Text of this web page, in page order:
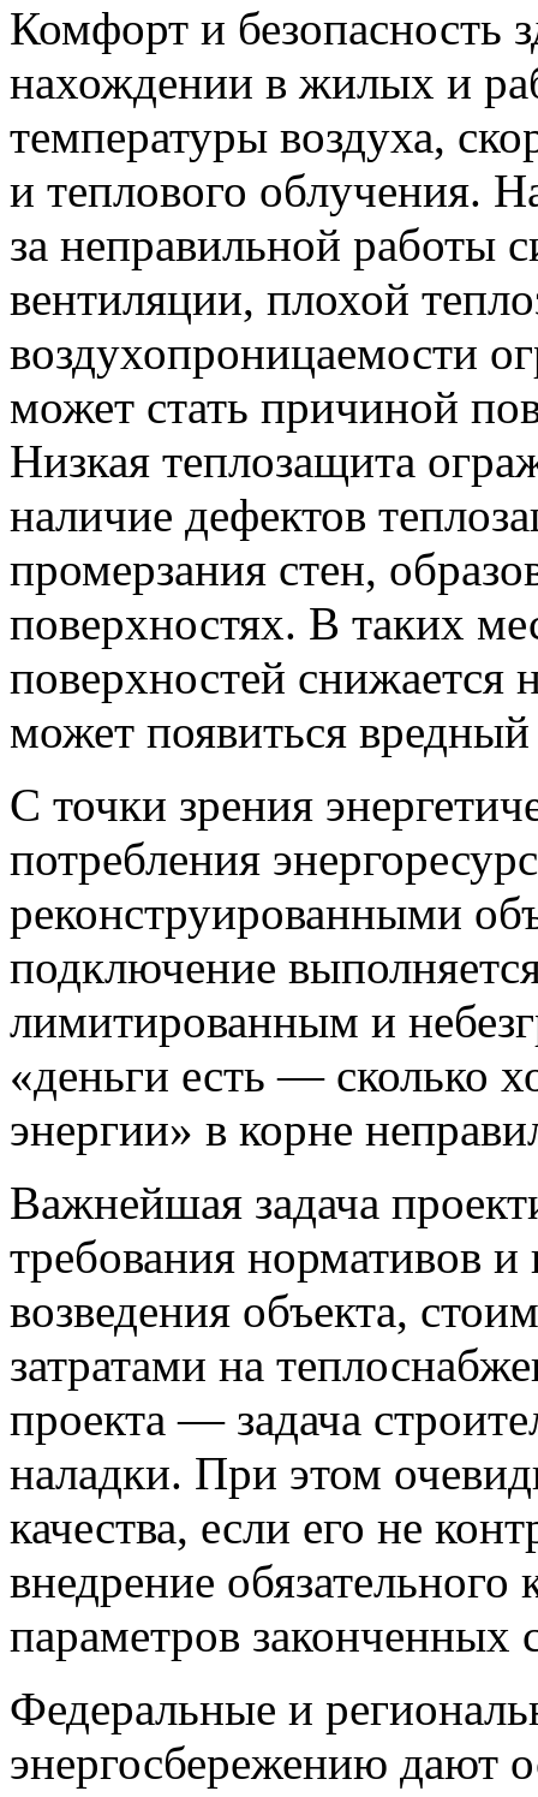
Комфорт и безопасность
нахождении в жилых и
температуры воздуха,
и теплового облучения.
за неправильной работы
вентиляции, плохой
воздухопроницаемости
может стать причиной
Низкая теплозащита
наличие дефектов
промерзания стен,
поверхностях. В таких
поверхностей снижается
может появиться
С точки зрения
потребления
реконструированными
подключение
лимитированным и
«деньги есть — сколько
энергии» в корне
Важнейшая задача
требования нормативов
возведения объекта,
затратами на
проекта — задача
наладки. При этом
качества, если его не
внедрение обязательного
параметров законченных
Федеральные и
энергосбережению дают